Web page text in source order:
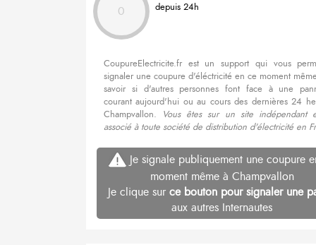
0 depuis 24h
CoupureElectricite.fr est un support qui vous
signaler une coupure d'éléctricité en ce moment
savoir si d'autres personnes font face à une
courant aujourd'hui ou au cours des dernières 24
Champvallon.
Vous êtes sur un site indépendant
associé à toute société de distribution d'électricité en
Je signale publiquement une coupure
moment même à Champvallon
Je clique sur ce bouton pour signaler une
aux autres Internautes